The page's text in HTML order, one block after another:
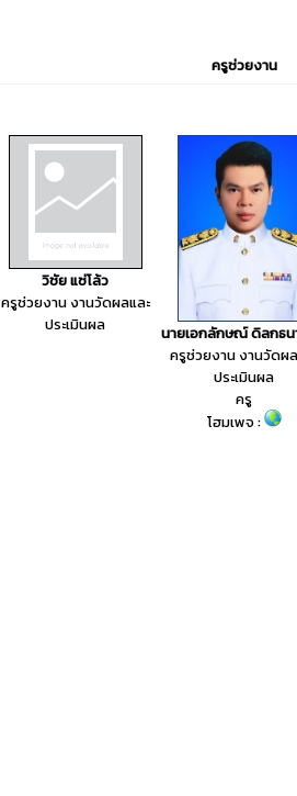
ครูช่วยงาน
วิชัย แซ่โล้ว
ครูช่วยงาน งานวัดผลและ
ประเมินผล
นายเอกลักษณ์ ดิลกธ
ครูช่วยงาน งานวัดผ
ประเมินผล
ครู
โฮมเพจ :